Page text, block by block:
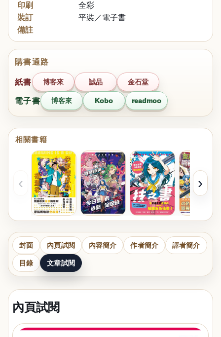
印刷
全彩
裝訂
平裝／電子書
備註
購書通路
紙書 博客來 誠品 金石堂
電子書 博客來 Kobo readmoo
相關書籍
‹ ›
封面 內頁試閱 內容簡介 作者簡介 譯者簡介
目錄 文章試閱
內頁試閱